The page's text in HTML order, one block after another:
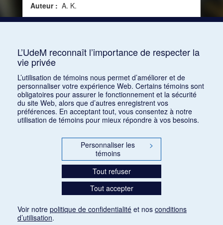
Auteur : A. K.
Date :1922-07
L’UdeM reconnaît l’importance de respecter la
vie privée
L’utilisation de témoins nous permet d’améliorer et de
personnaliser votre expérience Web. Certains témoins sont
obligatoires pour assurer le fonctionnement et la sécurité
du site Web, alors que d’autres enregistrent vos
préférences. En acceptant tout, vous consentez à notre
utilisation de témoins pour mieux répondre à vos besoins.
Personnaliser les
témoins
>
Tout refuser
Tout accepter
Voir notre politique de confidentialité et nos conditions
d’utilisation.